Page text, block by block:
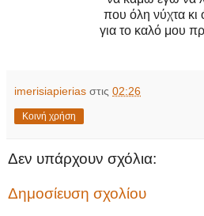
που όλη νύχτα κι
για το καλό μου
imerisiapierias στις 02:26
Κοινή χρήση
Δεν υπάρχουν σχόλια:
Δημοσίευση σχολίου